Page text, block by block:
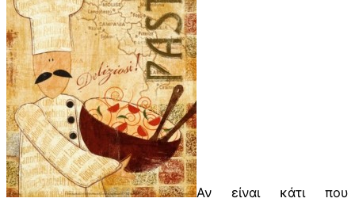
Αν είναι κάτι που